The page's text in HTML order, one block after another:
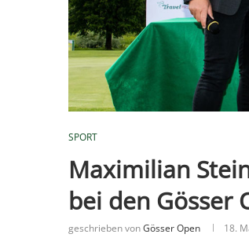
SPORT
Maximilian
bei den Gösser
geschrieben vonGösser Open 18.